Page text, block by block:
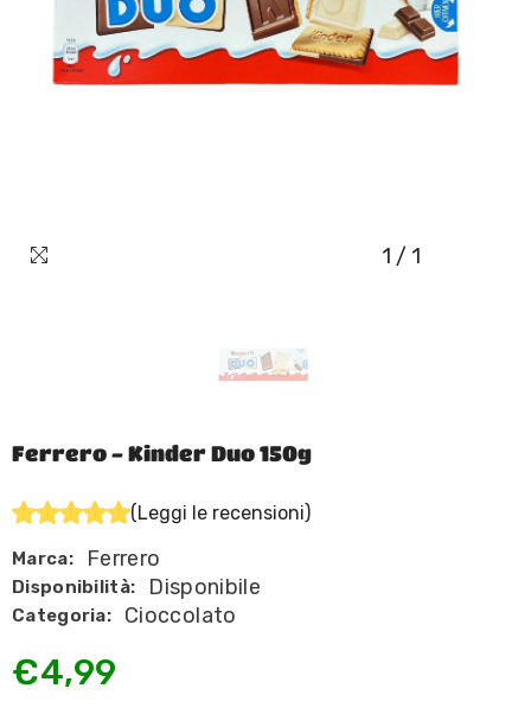
1 / 1
Ferrero - Kinder Duo 150g
(Leggi le recensioni)
Marca: Ferrero
Disponibilità: Disponibile
Categoria: Cioccolato
€4,99